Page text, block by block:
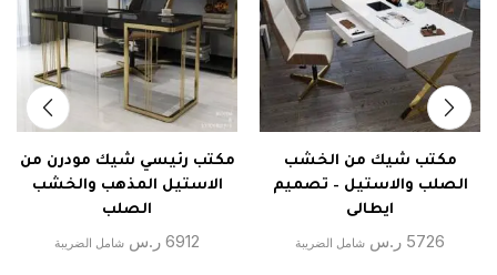
مكتب شيك من الخشب
الصلب والاستيل – تصميم
ايطالى
5726 ر.س شامل الضريبة
مكتب رئيسي شيك مودرن من
الاستيل المذهب والخشب
الصلب
6912 ر.س شامل الضريبة